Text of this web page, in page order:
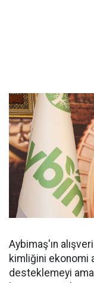
Aybimaş'ın
kimliğini ekonomi
desteklemeyi